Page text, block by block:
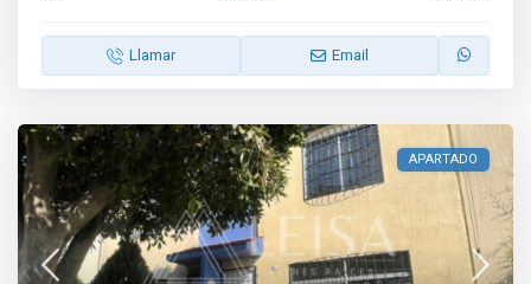
Llamar Email
APARTADO